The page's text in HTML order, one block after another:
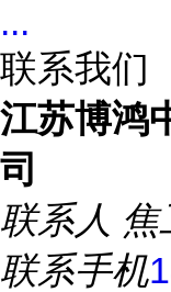
...
联系我们
江苏博鸿
司
联系人 焦
联系手机